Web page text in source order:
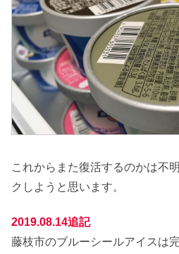
これからまた復活するのかは不
クしようと思います。
2019.08.14追記
藤枝市のブルーシールアイスは